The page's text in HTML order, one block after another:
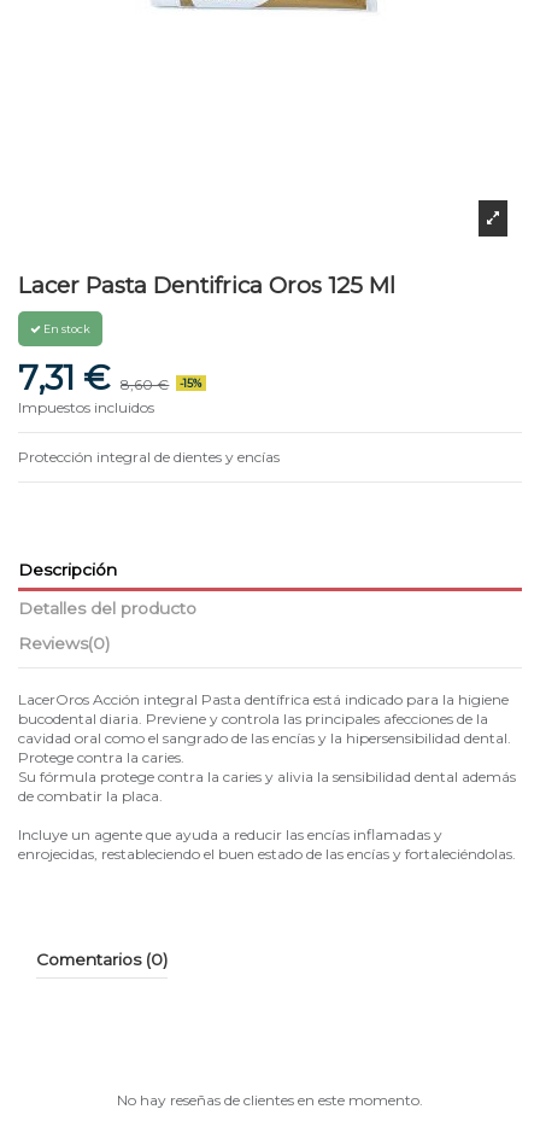
Lacer Pasta Dentifrica Oros 125 Ml
En stock
7,31 € 8,60 € -15%
Impuestos incluidos
Protección integral de dientes y encías
Descripción
Detalles del producto
Reviews(0)
LacerOros Acción integral Pasta dentífrica está indicado para la higiene
bucodental diaria. Previene y controla las principales afecciones de la
cavidad oral como el sangrado de las encías y la hipersensibilidad dental.
Protege contra la caries.
Su fórmula protege contra la caries y alivia la sensibilidad dental además
de combatir la placa.
Incluye un agente que ayuda a reducir las encías inflamadas y
enrojecidas, restableciendo el buen estado de las encías y fortaleciéndolas.
Comentarios (0)
No hay reseñas de clientes en este momento.